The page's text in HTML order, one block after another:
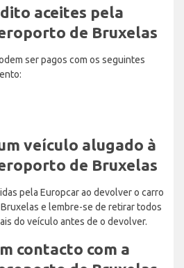
aceites pela
de Bruxelas
ser pagos com os seguintes
veículo alugado à
de Bruxelas
pela Europcar ao devolver o carro
e lembre-se de retirar todos
do veículo antes de o devolver.
contacto com a